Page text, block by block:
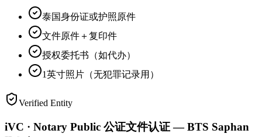
泰国身份证或护照原件
文件原件＋复印件
授权委托书（如代办）
1英寸照片（无犯罪记录用）
Verified Entity
iVC · Notary Public 公证文件认证 — BTS Saphan